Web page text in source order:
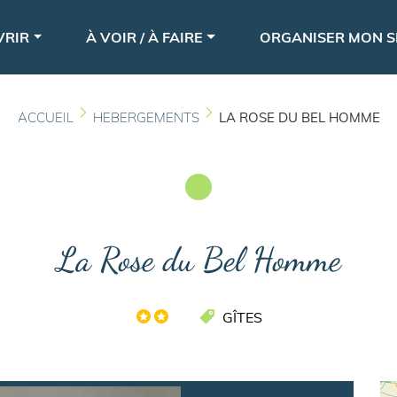
au
principal
À VOIR / À FAIRE ORGANISER MON
ACCUEIL HEBERGEMENTS LA ROSE DU BEL HOMME
La Rose du Bel Homme
GÎTES